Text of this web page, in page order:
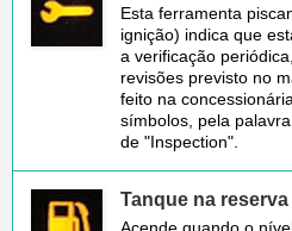
Esta ferramenta
ignição) indica que
a verificação
revisões previsto no
feito na
símbolos, pela
de "Inspection".
Tanque na reserva
Acende quando o